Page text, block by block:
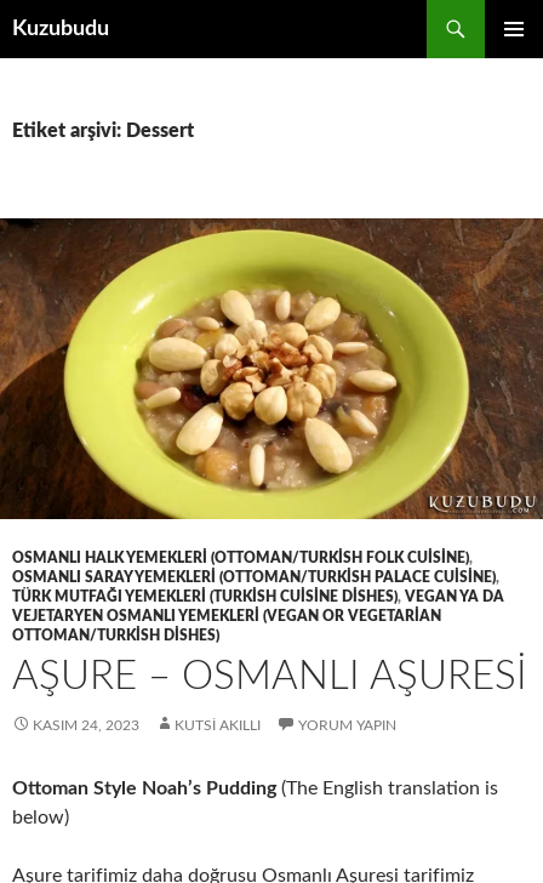
Kuzubudu
Etiket arşivi: Dessert
OSMANLI HALK YEMEKLERI (OTTOMAN/TURKISH FOLK CUISINE),
OSMANLI SARAY YEMEKLERI (OTTOMAN/TURKISH PALACE CUISINE),
TÜRK MUTFAĞI YEMEKLERI (TURKISH CUISINE DISHES), VEGAN YA DA
VEJETARYEN OSMANLI YEMEKLERI (VEGAN OR VEGETARIAN
OTTOMAN/TURKISH DISHES)
AŞURE – OSMANLI AŞURESİ
KASIM 24, 2023 KUTSI AKILLI YORUM YAPIN
Ottoman Style Noah’s Pudding(The English translation is
below)
Aşure tarifimiz daha doğrusu Osmanlı Aşuresi tarifimiz